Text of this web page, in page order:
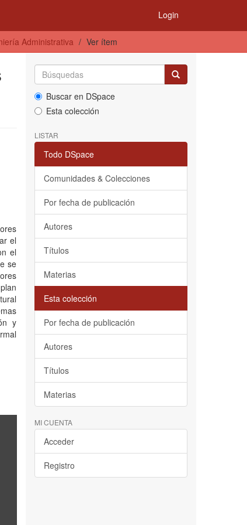
Login
Administrativa Ver ítem
el
el
se
y
Buscar en DSpace
Esta colección
LISTAR
Todo DSpace
Comunidades & Colecciones
Por fecha de publicación
Autores
Títulos
Materias
Esta colección
Por fecha de publicación
Autores
Títulos
Materias
MI CUENTA
Acceder
Registro